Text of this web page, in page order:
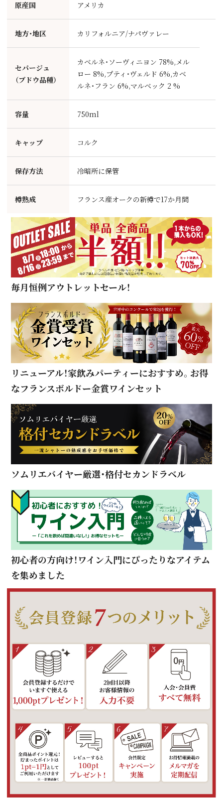
原産国 アメリカ
地方・地区 カリフォルニア/ナパヴァレー
セパージュ
（ブドウ品種）
カベルネ・ソーヴィニヨン 78%,メル
ロー 8%,プティ・ヴェルド 6%,カベ
ルネ・フラン 6%,マルベック 2 %
容量 750ml
キャップ コルク
保存方法 冷暗所に保管
樽熟成 フランス産オークの新樽で17か月間
毎月恒例アウトレットセール！
リニューアル！家飲みパーティーにおすすめ。お得
なフランスボルドー金賞ワインセット
ソムリエバイヤー厳選・格付セカンドラベル
初心者の方向け！ワイン入門にぴったりなアイテム
を集めました